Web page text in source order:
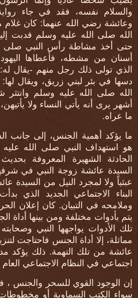
والسلام نفسه، فقد في جاء
وعائشة رضي الله عنهما: كان
الله صلى الله عليه وسلم فدبت
حتى أخذ مشاطة رأس النبي صلى
أسنان من مشطه، فأعطاها
الذي تولى ذلك رجل منهم -يقال
دسها في بئر لبني زريق، ويقال
الله صلى الله عليه وسلم
أشهر يرى أنه يأتي النساء ولا
ما عراه.
ما يؤكد أهمية الجنس، إلى جانب
هو استهداف النبي صلى الله
الحادثة الشهيرة المعروفة
السيدة عائشة زوجة النبي في
عبثياً ولا لمجرد النيل من السيدة
البناء الاجتماعي الجديد الذي
وملامحه في التبيان. كان إعلان
يتم بأدوات مختلفة ومن بينها أداة
تلك الأدوات يواجهها النبي
مماثلة، إلا أداة الجنس فاحتاجت
عائشة من تلك التهمة. ذلك يؤكد
اجتماعي في النظام الاجتماعي العام
إن الوجود القوي للسحر والجنس ،
سواء الكتب السماوية أو مخطوطات